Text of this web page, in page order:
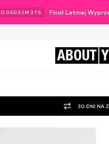
D 05G32M 34 S Finał Letniej
ABOUT
30 DNI NA